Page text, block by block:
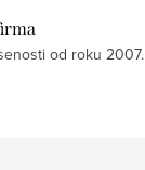
od roku 2007.